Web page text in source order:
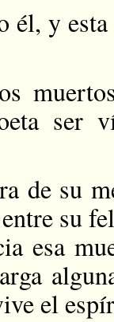
él, y
ser
de su
su
esa
el